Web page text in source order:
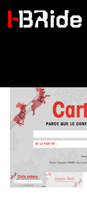
/Carte cadeau
choix